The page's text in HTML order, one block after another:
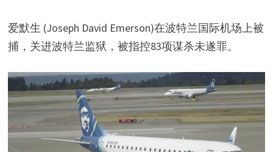
y
V
i
爱默生 (Joseph David Emerson)在波特兰国际机场上被
捕，关进波特兰监狱，被指控83项谋杀未遂罪。